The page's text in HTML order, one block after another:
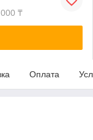
₸
Оплата